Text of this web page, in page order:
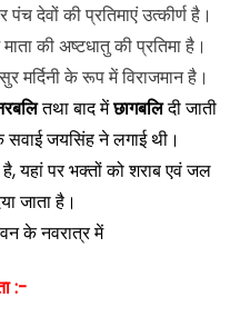
देवों की प्रतिमाएं उत्कीर्ण है।
की अष्टधातु की प्रतिमा है।
मर्दिनी के रूप में विराजमान है।
तथा बाद मेंछागबलिदी जाती
सवाई जयसिंह ने लगाई थी।
है, यहां पर भक्तों को शराब एवं जल
जाता है।
के नवरात्र में
:-